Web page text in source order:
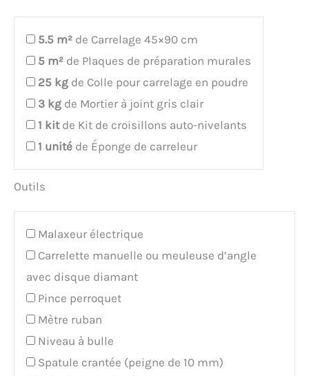
5.5 m² de Carrelage 45×90 cm
5 m² de Plaques de préparation murales
25 kg de Colle pour carrelage en poudre
3 kg de Mortier à joint gris clair
1 kitde Kit de croisillons auto-nivelants
1 unité de Éponge de carreleur
Outils
Malaxeur électrique
Carrelette manuelle ou meuleuse d’angle
avec disque diamant
Pince perroquet
Mètre ruban
Niveau à bulle
Spatule crantée (peigne de 10 mm)